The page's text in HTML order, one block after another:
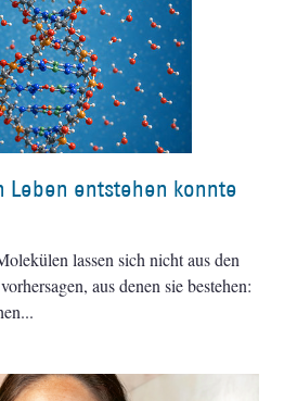
entstehen konnte
lassen sich nicht aus den
aus denen sie bestehen: